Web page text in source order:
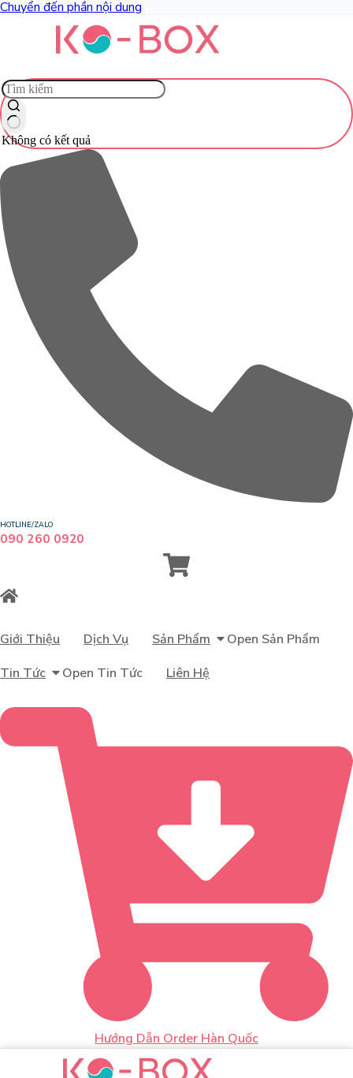
Chuyển đến phần nội dung
Không có kết quả
HOTLINE/ZALO
090 260 0920
Giới Thiệu Dịch Vụ Sản Phẩm
Open Sản Phẩm
Tin Tức
Open Tin Tức Liên Hệ
Hướng Dẫn Order Hàn Quốc